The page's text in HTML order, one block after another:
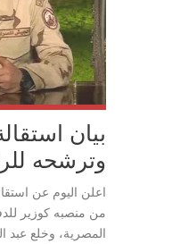
بيان
وترشحه
اعلن اليوم عن
من منصبه كوزير
المصرية، وخلع عبد